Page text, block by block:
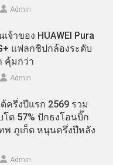
Admin
จ้าของ HUAWEI Pura
แฟลกชิปกล้องระดับ
คุ้มกว่า
Admin
ด้ครึ่งปีแรก 2569 รวม
โต 57% ปักธงโอนบิ๊ก
พ ภูเก็ต หนุนครึ่งปีหลัง
Admin